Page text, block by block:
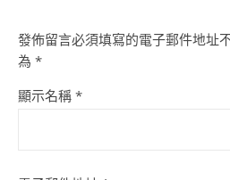
發佈留言必須填寫的電子郵件地址
為 *
顯示名稱 *